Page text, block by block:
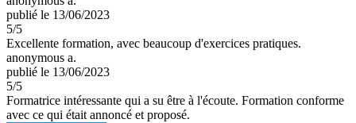
publié le 13/06/2023
5/5
Excellente formation, avec beaucoup d'exercices pratiques.
anonymous a.
publié le 13/06/2023
5/5
Formatrice intéressante qui a su être à l'écoute. Formation conforme
avec ce qui était annoncé et proposé.